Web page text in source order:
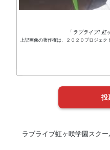
「 ラブライブ! 虹
上記画像の著作権は、２０２０プロジェ
ラブライブ虹ヶ咲学園スク